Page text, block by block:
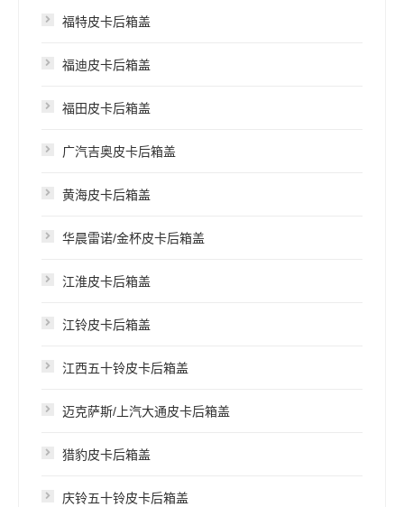
福特皮卡后箱盖
福迪皮卡后箱盖
福田皮卡后箱盖
广汽吉奥皮卡后箱盖
黄海皮卡后箱盖
华晨雷诺/金杯皮卡后箱盖
江淮皮卡后箱盖
江铃皮卡后箱盖
江西五十铃皮卡后箱盖
迈克萨斯/上汽大通皮卡后箱盖
猎豹皮卡后箱盖
庆铃五十铃皮卡后箱盖